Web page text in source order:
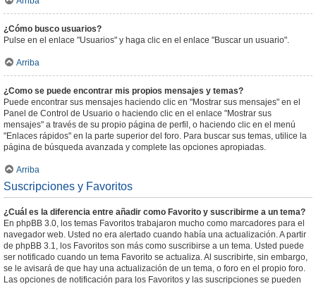
¿Cómo busco usuarios?
Pulse en el enlace "Usuarios" y haga clic en el enlace "Buscar un usuario".
Arriba
¿Como se puede encontrar mis propios mensajes y temas?
Puede encontrar sus mensajes haciendo clic en "Mostrar sus mensajes" en el
Panel de Control de Usuario o haciendo clic en el enlace "Mostrar sus
mensajes" a través de su propio página de perfil, o haciendo clic en el menú
"Enlaces rápidos" en la parte superior del foro. Para buscar sus temas, utilice la
página de búsqueda avanzada y complete las opciones apropiadas.
Arriba
Suscripciones y Favoritos
¿Cuál es la diferencia entre añadir como Favorito y suscribirme a un tema?
En phpBB 3.0, los temas Favoritos trabajaron mucho como marcadores para el
navegador web. Usted no era alertado cuando había una actualización. A partir
de phpBB 3.1, los Favoritos son más como suscribirse a un tema. Usted puede
ser notificado cuando un tema Favorito se actualiza. Al suscribirte, sin embargo,
se le avisará de que hay una actualización de un tema, o foro en el propio foro.
Las opciones de notificación para los Favoritos y las suscripciones se pueden